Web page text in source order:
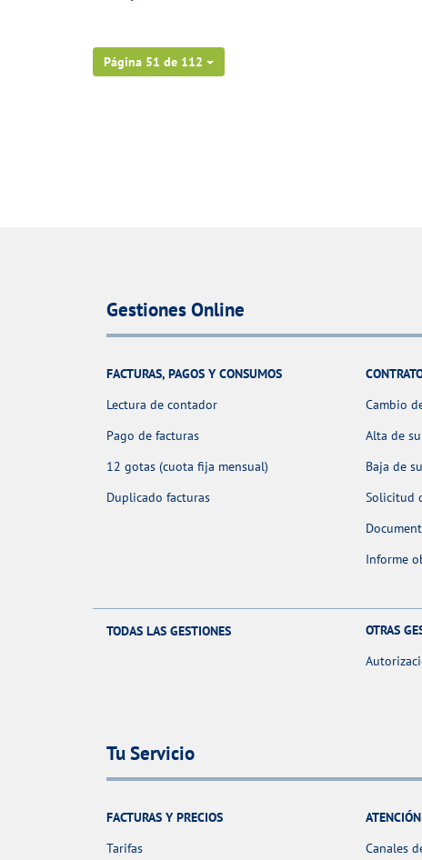
descarbonización
Página 51 de 112
Gestiones Online
FACTURAS, PAGOS Y CONSUMOS
Lectura de contador
Pago de facturas
12 gotas (cuota fija mensual)
Duplicado facturas
Cambio
Alta de
Baja de
Solicitud
Informe
TODAS LAS GESTIONES
OTRAS
Tu Servicio
FACTURAS Y PRECIOS
Tarifas
Canales